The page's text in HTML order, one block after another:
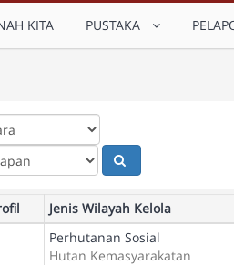
KITA PUSTAKA
Jenis Wilayah Kelola
Perhutanan Sosial
Hutan Kemasyarakatan